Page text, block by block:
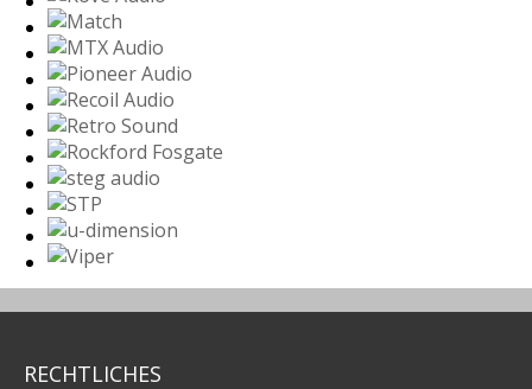
RECHTLICHES